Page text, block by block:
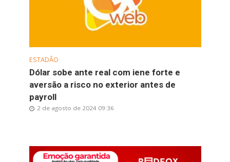
ESTADÃO
Dólar sobe ante real com iene forte e
aversão a risco no exterior antes de
payroll
2 de agosto de 2024 09:36